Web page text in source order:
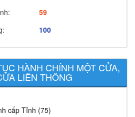
59
100
HÀNH CHÍNH MỘT CỬA,
LIÊN THÔNG
cấp Tỉnh (75)